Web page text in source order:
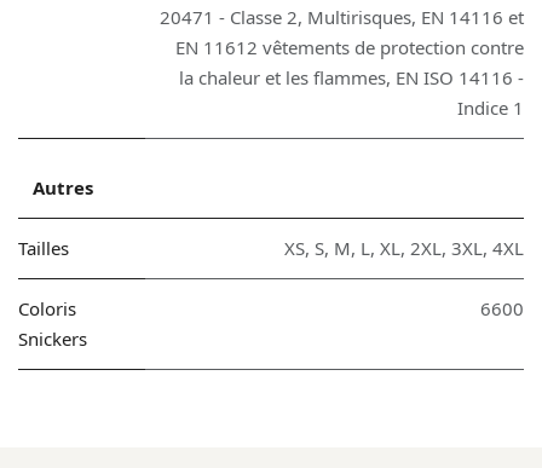
20471 - Classe 2, Multirisques, EN 14116 et
EN 11612 vêtements de protection contre
la chaleur et les flammes, EN ISO 14116 -
Indice 1
Autres
Tailles XS, S, M, L, XL, 2XL, 3XL, 4XL
Coloris
Snickers
6600